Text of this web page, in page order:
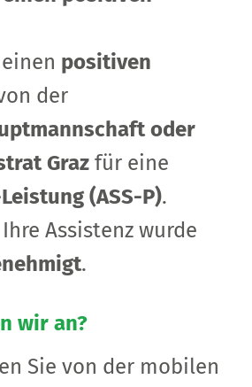
positiven
der
oder
Graz für eine
(ASS-P).
Assistenz wurde
.
wir an?
Sie von der mobilen